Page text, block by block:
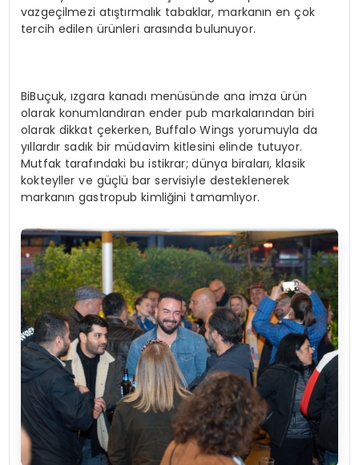
vazgeçilmezi atıştırmalık tabaklar, markanın en çok
tercih edilen ürünleri arasında bulunuyor.
BiBuçuk, ızgara kanadı menüsünde ana imza ürün
olarak konumlandıran ender pub markalarından biri
olarak dikkat çekerken, Buffalo Wings yorumuyla da
yıllardır sadık bir müdavim kitlesini elinde tutuyor.
Mutfak tarafındaki bu istikrar; dünya biraları, klasik
kokteyller ve güçlü bar servisiyle desteklenerek
markanın gastropub kimliğini tamamlıyor.